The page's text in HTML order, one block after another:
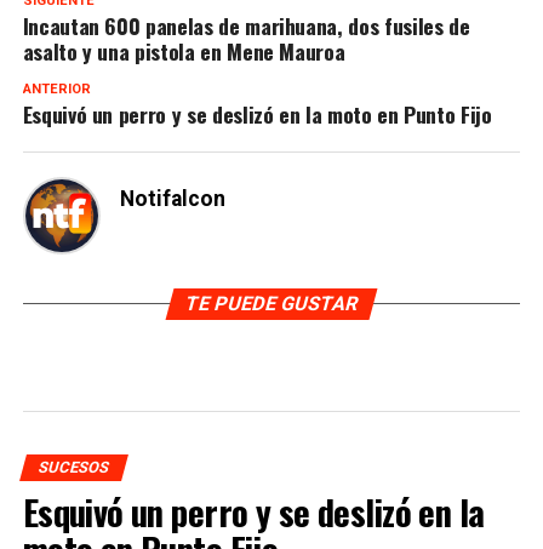
Incautan 600 panelas de marihuana, dos fusiles de
asalto y una pistola en Mene Mauroa
ANTERIOR
Esquivó un perro y se deslizó en la moto en Punto Fijo
Notifalcon
TE PUEDE GUSTAR
SUCESOS
Esquivó un perro y se deslizó en la